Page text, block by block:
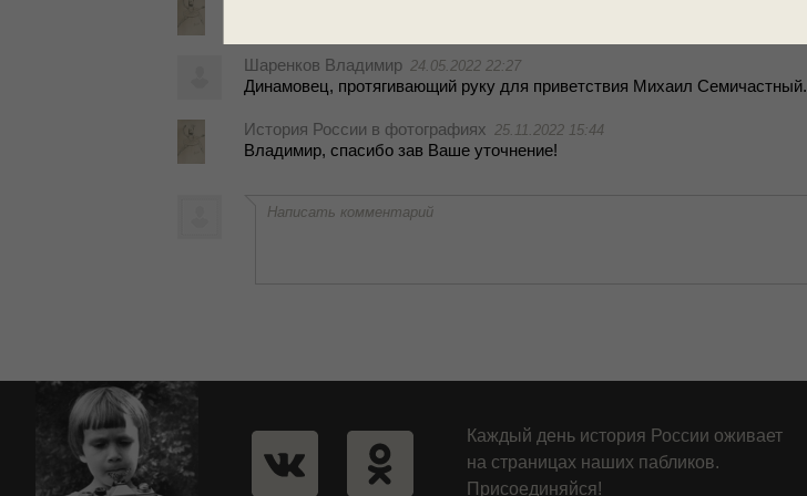
Шаренков Владимир 24.05.2022 22:27
Ди­на­мо­вец, про­тя­ги­ва­ю­щий руку для при­вет­ствия Ми­ха­ил Се­ми­част­ный.
История России в фотографиях 25.11.2022 15:44
Вла­ди­мир, спа­си­бо зав Ваше уточ­не­ние!
Написать комментарий
Каждый день история России оживает
на страницах наших пабликов.
Присоединяйся!